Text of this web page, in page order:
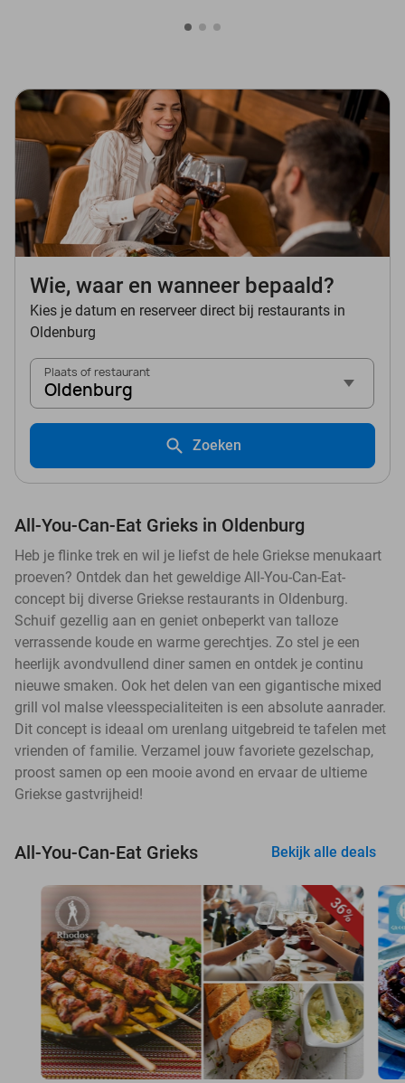
Wie, waar en wanneer bepaald?
Kies je datum en reserveer direct bij restaurants in
Oldenburg
Plaats of restaurant
Oldenburg
Zoeken
All-You-Can-Eat Grieks in Oldenburg
Heb je flinke trek en wil je liefst de hele Griekse menukaart
proeven? Ontdek dan het geweldige All-You-Can-Eat-
concept bij diverse Griekse restaurants in Oldenburg.
Schuif gezellig aan en geniet onbeperkt van talloze
verrassende koude en warme gerechtjes. Zo stel je een
heerlijk avondvullend diner samen en ontdek je continu
nieuwe smaken. Ook het delen van een gigantische mixed
grill vol malse vleesspecialiteiten is een absolute aanrader.
Dit concept is ideaal om urenlang uitgebreid te tafelen met
vrienden of familie. Verzamel jouw favoriete gezelschap,
proost samen op een mooie avond en ervaar de ultieme
Griekse gastvrijheid!
All-You-Can-Eat Grieks Bekijk alle deals
36%